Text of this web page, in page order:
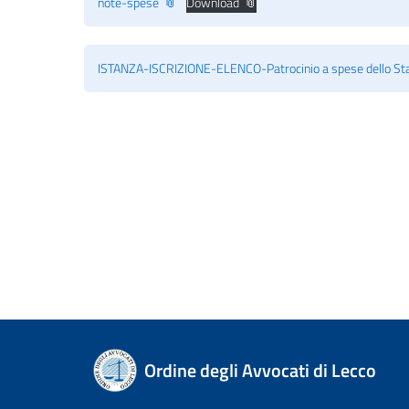
ISTANZA-ISCRIZIONE-ELENCO-Patrocinio a spese dello
Ordine degli Avvocati di Lecco